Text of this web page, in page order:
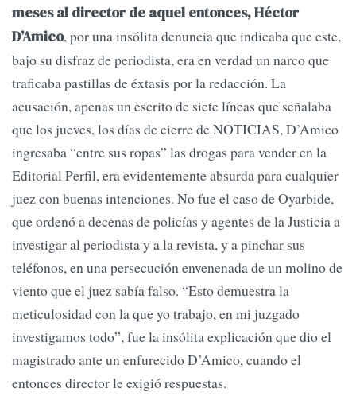
meses al director de aquel entonces, Héctor
D’Amico, por una insólita denuncia que indicaba que este,
bajo su disfraz de periodista, era en verdad un narco que
traficaba pastillas de éxtasis por la redacción. La
acusación, apenas un escrito de siete líneas que señalaba
que los jueves, los días de cierre de NOTICIAS, D’Amico
ingresaba “entre sus ropas” las drogas para vender en la
Editorial Perfil, era evidentemente absurda para cualquier
juez con buenas intenciones. No fue el caso de Oyarbide,
que ordenó a decenas de policías y agentes de la Justicia a
investigar al periodista y a la revista, y a pinchar sus
teléfonos, en una persecución envenenada de un molino de
viento que el juez sabía falso. “Esto demuestra la
meticulosidad con la que yo trabajo, en mi juzgado
investigamos todo”, fue la insólita explicación que dio el
magistrado ante un enfurecido D’Amico, cuando el
entonces director le exigió respuestas.